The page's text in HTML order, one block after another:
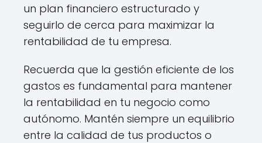
un plan financiero estructurado y
seguirlo de cerca para maximizar la
rentabilidad de tu empresa.
Recuerda que la gestión eficiente de los
gastos es fundamental para mantener
la rentabilidad en tu negocio como
autónomo. Mantén siempre un equilibrio
entre la calidad de tus productos o